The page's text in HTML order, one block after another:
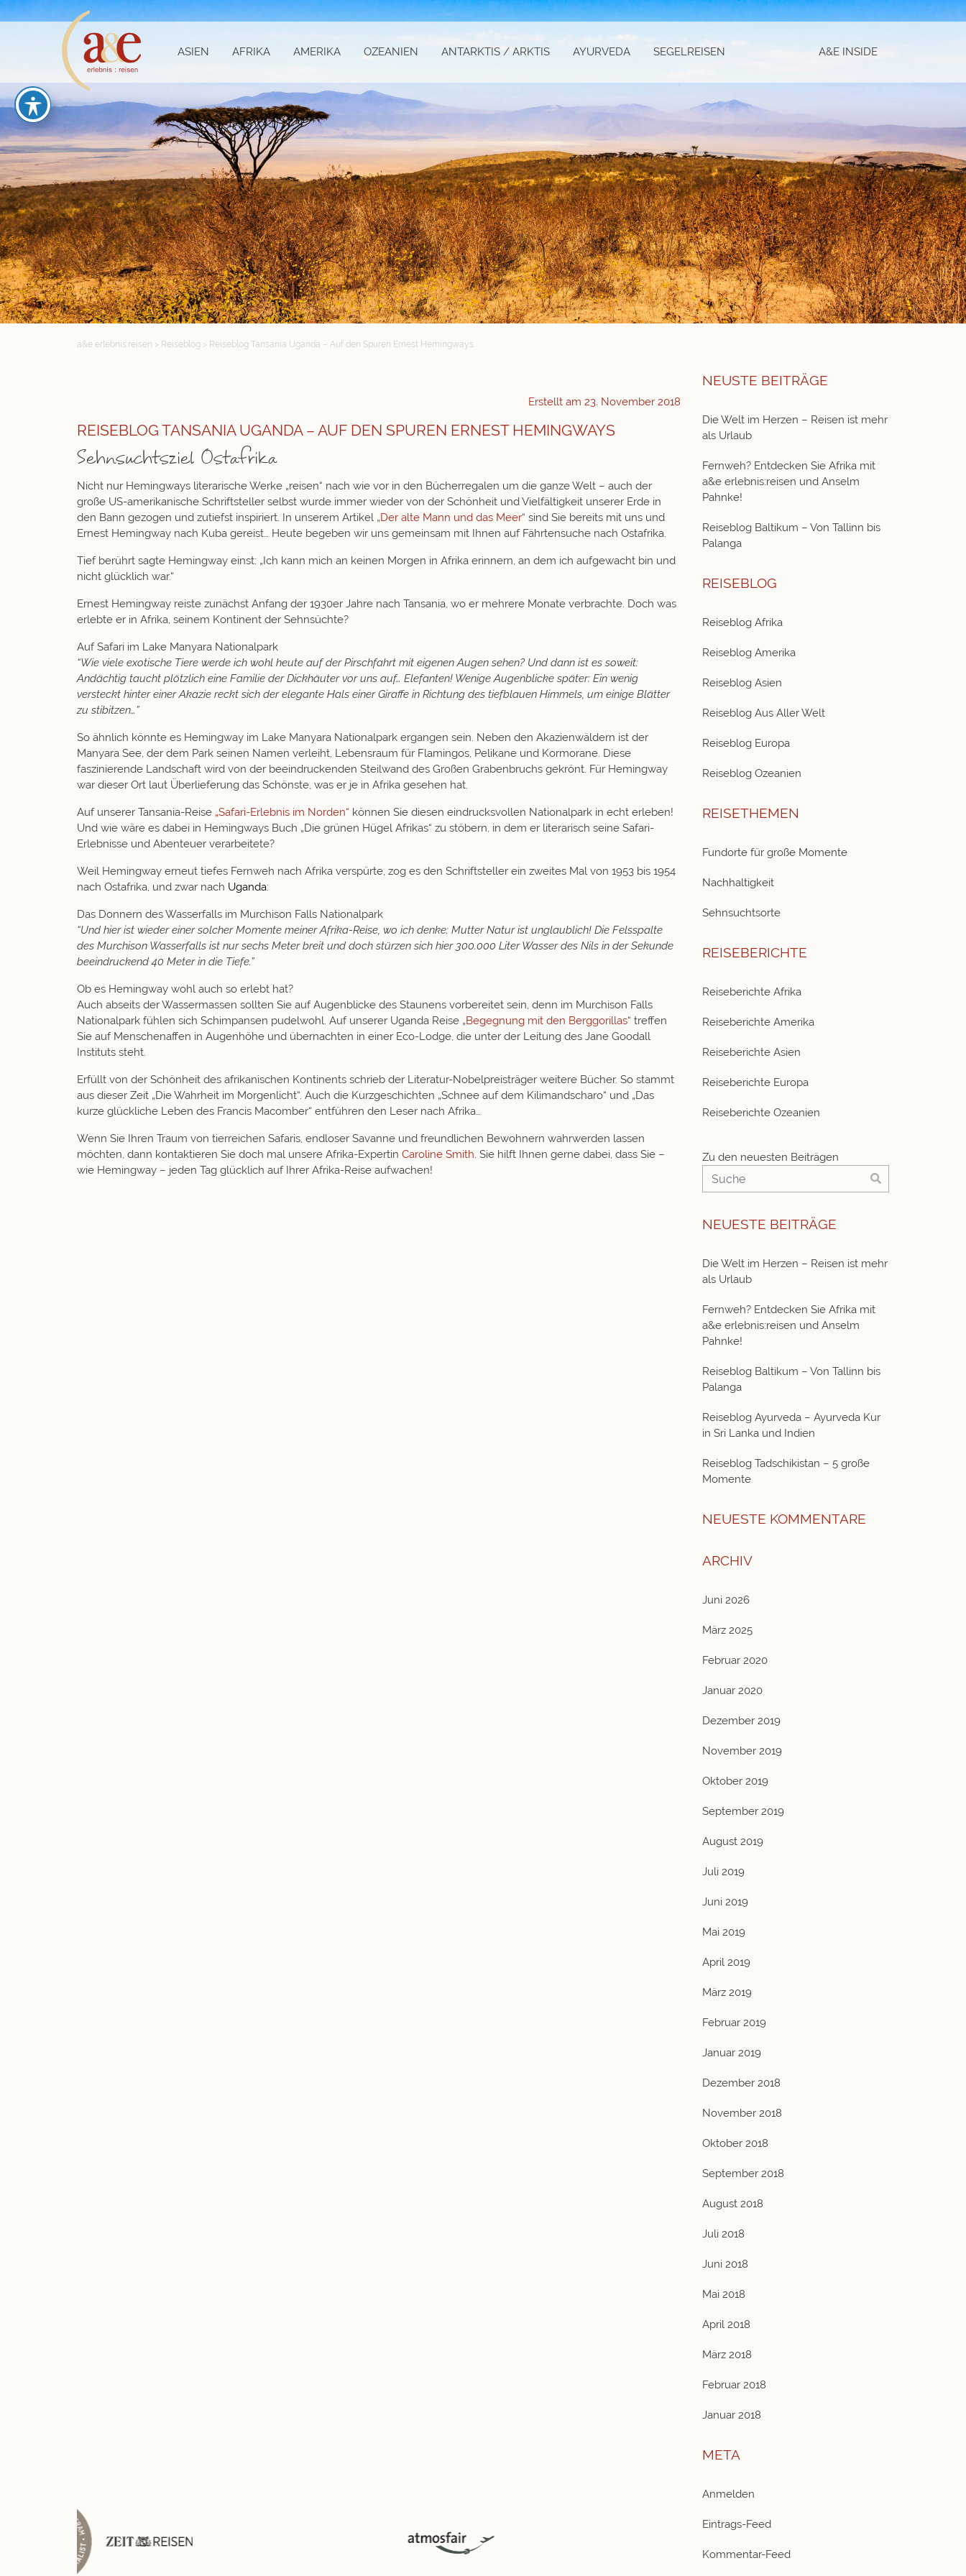
ASIEN AFRIKA AMERIKA OZEANIEN ANTARKTIS / ARKTIS AYURVEDA SEGELREISEN A&E INSIDE
a&e erlebnis:reisen > Reiseblog > Reiseblog Tansania Uganda – Auf den Spuren Ernest Hemingways
Erstellt am 23. November 2018
REISEBLOG TANSANIA UGANDA – AUF DEN SPUREN ERNEST HEMINGWAYS
Sehnsuchtsziel Ostafrika
Nicht nur Hemingways literarische Werke „reisen“ nach wie vor in den Bücherregalen um die ganze Welt – auch der
große US-amerikanische Schriftsteller selbst wurde immer wieder von der Schönheit und Vielfältigkeit unserer Erde in
den Bann gezogen und zutiefst inspiriert. In unserem Artikel „Der alte Mann und das Meer“ sind Sie bereits mit uns und
Ernest Hemingway nach Kuba gereist… Heute begeben wir uns gemeinsam mit Ihnen auf Fährtensuche nach Ostafrika.
Tief berührt sagte Hemingway einst: „Ich kann mich an keinen Morgen in Afrika erinnern, an dem ich aufgewacht bin und
nicht glücklich war.“
Ernest Hemingway reiste zunächst Anfang der 1930er Jahre nach Tansania, wo er mehrere Monate verbrachte. Doch was
erlebte er in Afrika, seinem Kontinent der Sehnsüchte?
Auf Safari im Lake Manyara Nationalpark
“Wie viele exotische Tiere werde ich wohl heute auf der Pirschfahrt mit eigenen Augen sehen? Und dann ist es soweit:
Andächtig taucht plötzlich eine Familie der Dickhäuter vor uns auf… Elefanten! Wenige Augenblicke später: Ein wenig
versteckt hinter einer Akazie reckt sich der elegante Hals einer Giraffe in Richtung des tiefblauen Himmels, um einige Blätter
zu stibitzen…”
So ähnlich könnte es Hemingway im Lake Manyara Nationalpark ergangen sein. Neben den Akazienwäldern ist der
Manyara See, der dem Park seinen Namen verleiht, Lebensraum für Flamingos, Pelikane und Kormorane. Diese
faszinierende Landschaft wird von der beeindruckenden Steilwand des Großen Grabenbruchs gekrönt. Für Hemingway
war dieser Ort laut Überlieferung das Schönste, was er je in Afrika gesehen hat.
Auf unserer Tansania-Reise „Safari-Erlebnis im Norden“ können Sie diesen eindrucksvollen Nationalpark in echt erleben!
Und wie wäre es dabei in Hemingways Buch „Die grünen Hügel Afrikas“ zu stöbern, in dem er literarisch seine Safari-
Erlebnisse und Abenteuer verarbeitete?
Weil Hemingway erneut tiefes Fernweh nach Afrika verspürte, zog es den Schriftsteller ein zweites Mal von 1953 bis 1954
nach Ostafrika, und zwar nach Uganda:
Das Donnern des Wasserfalls im Murchison Falls Nationalpark
“Und hier ist wieder einer solcher Momente meiner Afrika-Reise, wo ich denke: Mutter Natur ist unglaublich! Die Felsspalte
des Murchison Wasserfalls ist nur sechs Meter breit und doch stürzen sich hier 300.000 Liter Wasser des Nils in der Sekunde
beeindruckend 40 Meter in die Tiefe.”
Ob es Hemingway wohl auch so erlebt hat?
Auch abseits der Wassermassen sollten Sie auf Augenblicke des Staunens vorbereitet sein, denn im Murchison Falls
Nationalpark fühlen sich Schimpansen pudelwohl. Auf unserer Uganda Reise „Begegnung mit den Berggorillas“ treffen
Sie auf Menschenaffen in Augenhöhe und übernachten in einer Eco-Lodge, die unter der Leitung des Jane Goodall
Instituts steht.
Erfüllt von der Schönheit des afrikanischen Kontinents schrieb der Literatur-Nobelpreisträger weitere Bücher. So stammt
aus dieser Zeit „Die Wahrheit im Morgenlicht“. Auch die Kurzgeschichten „Schnee auf dem Kilimandscharo“ und „Das
kurze glückliche Leben des Francis Macomber“ entführen den Leser nach Afrika…
Wenn Sie Ihren Traum von tierreichen Safaris, endloser Savanne und freundlichen Bewohnern wahrwerden lassen
möchten, dann kontaktieren Sie doch mal unsere Afrika-Expertin Caroline Smith. Sie hilft Ihnen gerne dabei, dass Sie –
wie Hemingway – jeden Tag glücklich auf Ihrer Afrika-Reise aufwachen!
NEUSTE BEITRÄGE
Die Welt im Herzen – Reisen ist mehr
als Urlaub
Fernweh? Entdecken Sie Afrika mit
a&e erlebnis:reisen und Anselm
Pahnke!
Reiseblog Baltikum – Von Tallinn bis
Palanga
REISEBLOG
Reiseblog Afrika
Reiseblog Amerika
Reiseblog Asien
Reiseblog Aus Aller Welt
Reiseblog Europa
Reiseblog Ozeanien
REISETHEMEN
Fundorte für große Momente
Nachhaltigkeit
Sehnsuchtsorte
REISEBERICHTE
Reiseberichte Afrika
Reiseberichte Amerika
Reiseberichte Asien
Reiseberichte Europa
Reiseberichte Ozeanien
Zu den neuesten Beiträgen
NEUESTE BEITRÄGE
Die Welt im Herzen – Reisen ist mehr
als Urlaub
Fernweh? Entdecken Sie Afrika mit
a&e erlebnis:reisen und Anselm
Pahnke!
Reiseblog Baltikum – Von Tallinn bis
Palanga
Reiseblog Ayurveda – Ayurveda Kur
in Sri Lanka und Indien
Reiseblog Tadschikistan – 5 große
Momente
NEUESTE KOMMENTARE
ARCHIV
Juni 2026
März 2025
Februar 2020
Januar 2020
Dezember 2019
November 2019
Oktober 2019
September 2019
August 2019
Juli 2019
Juni 2019
Mai 2019
April 2019
März 2019
Februar 2019
Januar 2019
Dezember 2018
November 2018
Oktober 2018
September 2018
August 2018
Juli 2018
Juni 2018
Mai 2018
April 2018
März 2018
Februar 2018
Januar 2018
META
Anmelden
Eintrags-Feed
Kommentar-Feed